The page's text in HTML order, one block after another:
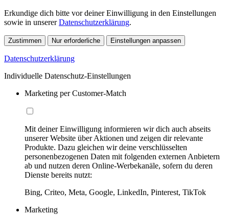
Erkundige dich bitte vor deiner Einwilligung in den Einstellungen
sowie in unsererDatenschutzerklärung.
Zustimmen Nur erforderliche Einstellungen anpassen
Datenschutzerklärung
Individuelle Datenschutz-Einstellungen
Marketing per Customer-Match
Mit deiner Einwilligung informieren wir dich auch abseits
unserer Website über Aktionen und zeigen dir relevante
Produkte. Dazu gleichen wir deine verschlüsselten
personenbezogenen Daten mit folgenden externen Anbietern
ab und nutzen deren Online-Werbekanäle, sofern du deren
Dienste bereits nutzt:
Bing, Criteo, Meta, Google, LinkedIn, Pinterest, TikTok
Marketing